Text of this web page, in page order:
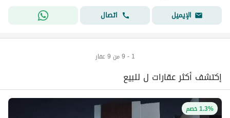
الإيميل
اتصال
1 - 9 من 9 عقار
إكتشف أكثر عقارات ل للبيع
1.3% خصم